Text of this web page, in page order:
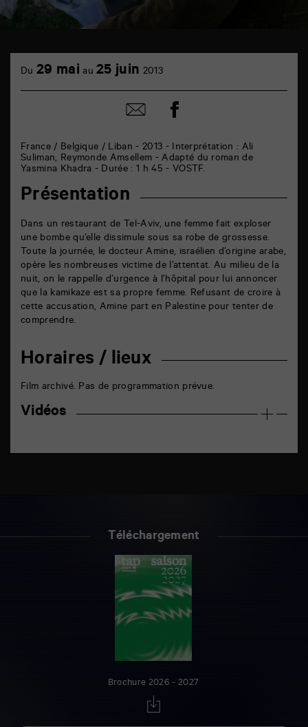
cinéma
PoitiersFrance / Belgique / Liban - 2013 - Interprétation : Ali
Suliman, Reymonde Amsellem - Adapté du roman de
Yasmina Khadra - Durée : 1 h 45 - VOSTF.
Présentation
Dans un restaurant de Tel-Aviv, une femme fait exploser
une bombe qu’elle dissimule sous sa robe de grossesse.
Toute la journée, le docteur Amine, israélien d’origine arabe,
opère les nombreuses victime de l’attentat. Au milieu de la
nuit, on le rappelle d’urgence à l’hôpital pour lui annoncer
que la kamikaze est sa propre femme. Refusant de croire à
cette accusation, Amine part en Palestine pour tenter de
comprendre.
Horaires / lieux
Film archivé. Pas de programmation prévue.
Vidéos
Du 29 mai au25 juin 2013
Partager
par
Partager
sur
Téléchargement
Brochure 2026 - 2027